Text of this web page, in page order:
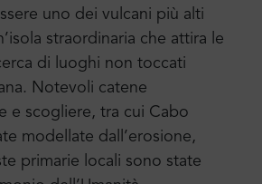
uno dei vulcani più alti
straordinaria che attira le
di luoghi non toccati
Notevoli catene
e scogliere, tra cui Cabo
modellate dall’erosione,
primarie locali sono state